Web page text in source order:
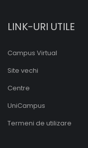
LINK-URI UTILE
Campus Virtual
Site vechi
Centre
UniCampus
Termeni de utilizare